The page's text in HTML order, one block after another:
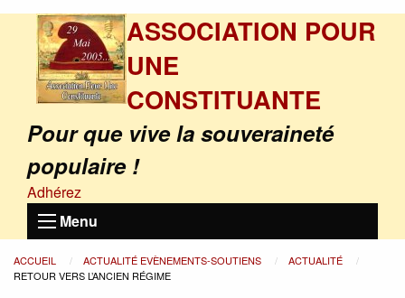
ASSOCIATION POUR
UNE
CONSTITUANTE
Pour que vive la souveraineté
populaire !
Adhérez
Menu
ACCUEIL ACTUALITÉ EVÈNEMENTS-SOUTIENS
ACTUALITÉ
RETOUR VERS L’ANCIEN RÉGIME